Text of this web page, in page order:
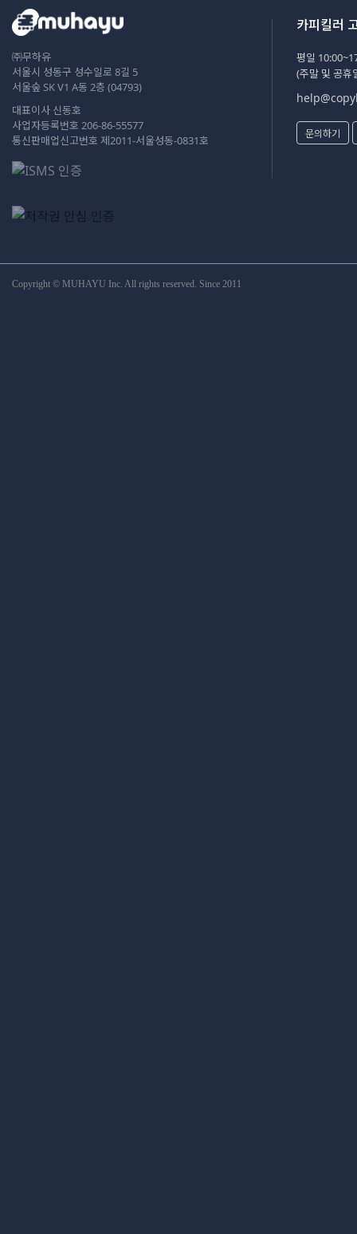
㈜무하유
서울시 성동구 성수일로 8길 5
서울숲 SK V1 A동 2층 (04793)
대표이사 신동호
사업자등록번호 206-86-55577
통신판매업신고번호 제2011-서울성동-0831호
카피킬러
평일
(주말 및 공휴
문의하기
Copyright © MUHAYU Inc. All rights reserved. Since 2011